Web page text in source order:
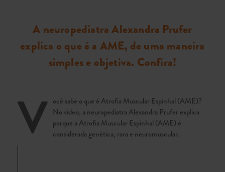
A neuropediatra Alexandra Prufer
explica o que é a AME, de uma maneira
simples e objetiva. Confira!
V ocê sabe o que é Atrofia Muscular Espinhal (AME)?
No vídeo, a neuropediatra Alexandra Prufer explica
porque a Atrofia Muscular Espinhal (AME) é
considerada genética, rara e neuromuscular.